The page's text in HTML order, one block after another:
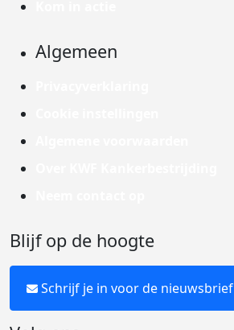
Algemeen
Blijf op de hoogte
Schrijf je in voor de nieuwsbrief